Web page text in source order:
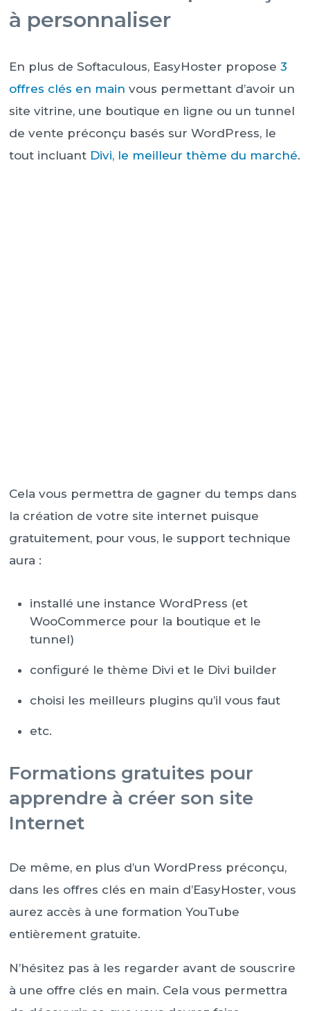
à personnaliser
En plus de Softaculous, EasyHoster propose 3
offres clés en main vous permettant d’avoir un
site vitrine, une boutique en ligne ou un tunnel
de vente préconçu basés sur WordPress, le
tout incluant Divi, le meilleur thème du marché.
Cela vous permettra de gagner du temps dans
la création de votre site internet puisque
gratuitement, pour vous, le support technique
aura :
installé une instance WordPress (et
WooCommerce pour la boutique et le
tunnel)
configuré le thème Divi et le Divi builder
choisi les meilleurs plugins qu’il vous faut
etc.
Formations gratuites pour
apprendre à créer son site
Internet
De même, en plus d’un WordPress préconçu,
dans les offres clés en main d’EasyHoster, vous
aurez accès à une formation YouTube
entièrement gratuite.
N’hésitez pas à les regarder avant de souscrire
à une offre clés en main. Cela vous permettra